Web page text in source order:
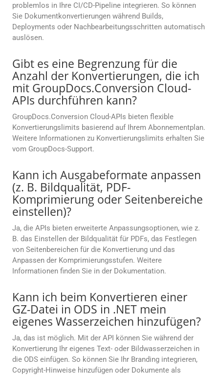
problemlos in Ihre CI/CD-Pipeline integrieren. So können
Sie Dokumentkonvertierungen während Builds,
Deployments oder Nachbearbeitungsschritten automatisch
auslösen.
Gibt es eine Begrenzung für die
Anzahl der Konvertierungen, die ich
mit GroupDocs.Conversion Cloud-
APIs durchführen kann?
GroupDocs.Conversion Cloud-APIs bieten flexible
Konvertierungslimits basierend auf Ihrem Abonnementplan.
Weitere Informationen zu Konvertierungslimits erhalten Sie
vom GroupDocs-Support.
Kann ich Ausgabeformate anpassen
(z. B. Bildqualität, PDF-
Komprimierung oder Seitenbereiche
einstellen)?
Ja, die APIs bieten erweiterte Anpassungsoptionen, wie z.
B. das Einstellen der Bildqualität für PDFs, das Festlegen
von Seitenbereichen für die Konvertierung und das
Anpassen der Komprimierungsstufen. Weitere
Informationen finden Sie in der Dokumentation.
Kann ich beim Konvertieren einer
GZ-Datei in ODS in .NET mein
eigenes Wasserzeichen hinzufügen?
Ja, das ist möglich. Mit der API können Sie während der
Konvertierung Ihr eigenes Text- oder Bildwasserzeichen in
die ODS einfügen. So können Sie Ihr Branding integrieren,
Copyright-Hinweise hinzufügen oder Dokumente als